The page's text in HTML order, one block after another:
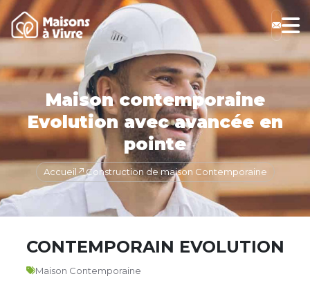
Maison contemporaine
Evolution avec avancée en
pointe
Accueil Construction de maison Contemporaine
CONTEMPORAIN EVOLUTION
Maison Contemporaine